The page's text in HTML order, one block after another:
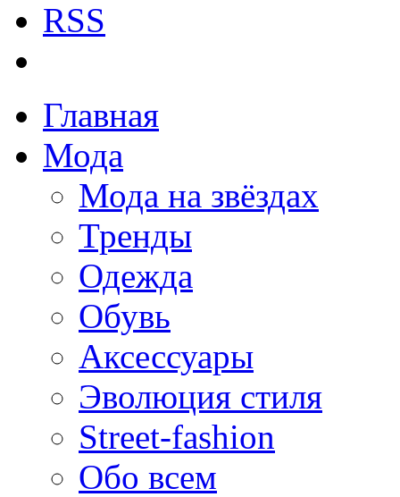
RSS
Главная
Мода
Мода на звёздах
Тренды
Одежда
Обувь
Аксессуары
Эволюция стиля
Street-fashion
Обо всем